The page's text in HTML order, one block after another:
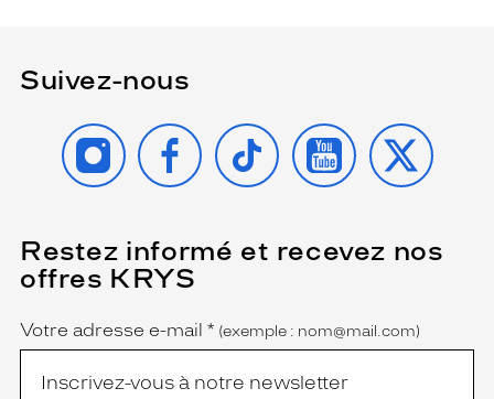
Suivez-nous
INSTAGRAMFACEBOOK
TIKTOK YOUTUBE
X
Restez informé et recevez nos
offres KRYS
Name
Votre adresse e-mail *
(Ce
champ
est
obligatoire)
(exemple : nom@mail.com)